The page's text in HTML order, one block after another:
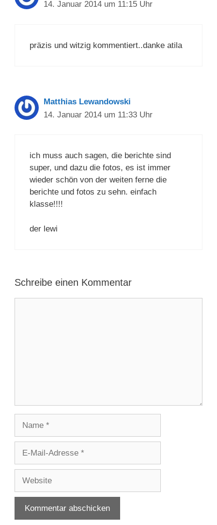
14. Januar 2014 um 11:15 Uhr
präzis und witzig kommentiert..danke atila
Matthias Lewandowski
14. Januar 2014 um 11:33 Uhr
ich muss auch sagen, die berichte sind
super, und dazu die fotos, es ist immer
wieder schön von der weiten ferne die
berichte und fotos zu sehn. einfach
klasse!!!!
der lewi
Schreibe einen Kommentar
Adresse